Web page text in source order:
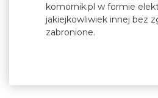
komornik.pl w formie
jakiejkowliwiek innej bez
zabronione.